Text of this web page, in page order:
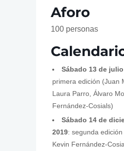
Aforo
100 personas
Sábado 13 de
primera edición (Juan
Laura Parro, Álvaro
Fernández-Cosials)
Sábado 14 de
2019: segunda edición
Kevin Fernández-